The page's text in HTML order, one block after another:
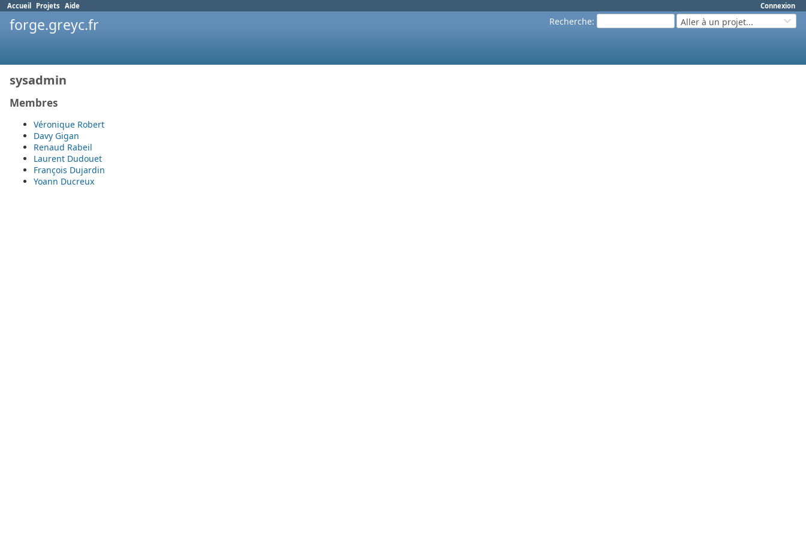
Connexion
Accueil Projets Aide
Recherche: Aller à un projet...
forge.greyc.fr
sysadmin
Membres
Véronique Robert
Davy Gigan
Renaud Rabeil
Laurent Dudouet
François Dujardin
Yoann Ducreux